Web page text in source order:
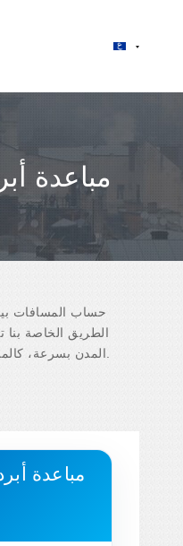
مباعدة
حساب المسافات
الطريق الخاصة
مباعدة